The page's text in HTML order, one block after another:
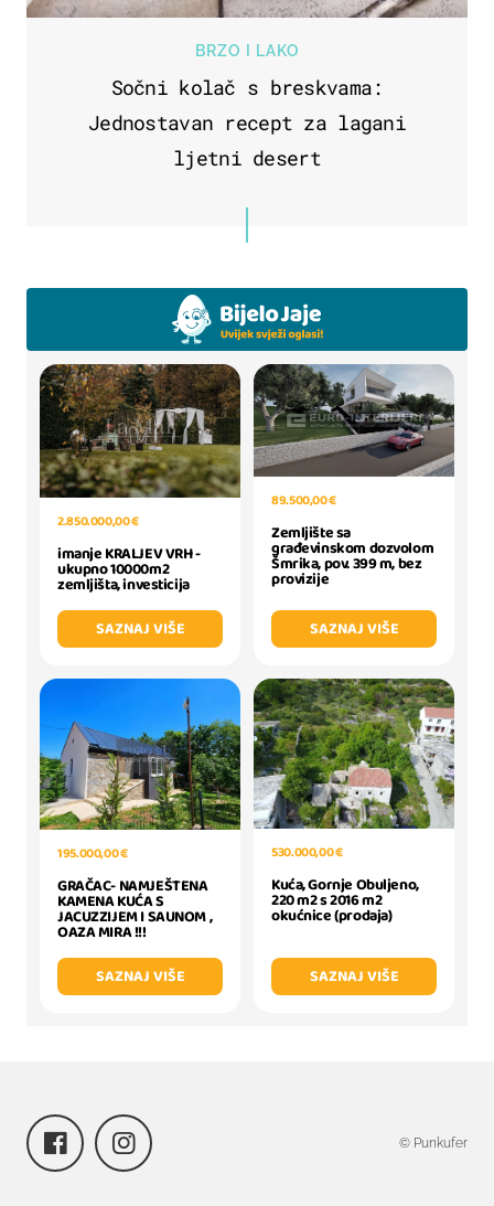
BRZO I LAKO
Sočni kolač s breskvama:
Jednostavan recept za lagani
ljetni desert
2.850.000,00 €
imanje KRALJEV VRH -
ukupno 10000m2
zemljišta, investicija
SAZNAJ VIŠE
89.500,00 €
Zemljište sa
građevinskom dozvolom
Šmrika, pov. 399 m, bez
provizije
SAZNAJ VIŠE
195.000,00 €
GRAČAC- NAMJEŠTENA
KAMENA KUĆA S
JACUZZIJEM I SAUNOM ,
OAZA MIRA !!!
SAZNAJ VIŠE
530.000,00 €
Kuća, Gornje Obuljeno,
220 m2 s 2016 m2
okućnice (prodaja)
SAZNAJ VIŠE
© Punkufer